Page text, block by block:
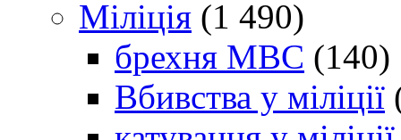
Міліція (1 490)
брехня МВС (140)
Вбивства у міліції